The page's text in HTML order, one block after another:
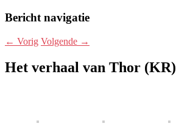
Bericht navigatie
← Vorig Volgende →
Het verhaal van Thor (KR)